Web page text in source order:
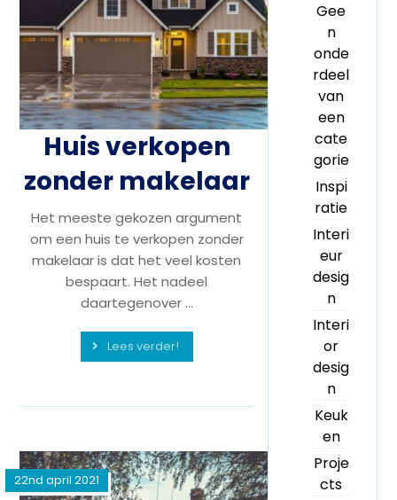
Huis verkopen
zonder makelaar
Het meeste gekozen argument
om een huis te verkopen zonder
makelaar is dat het veel kosten
bespaart. Het nadeel
daartegenover ...
Lees verder!
22nd april 2021
Gee
n
onde
rdeel
van
een
cate
gorie
Inspi
ratie
Interi
eur
desig
n
Interi
or
desig
n
Keuk
en
Proje
cts